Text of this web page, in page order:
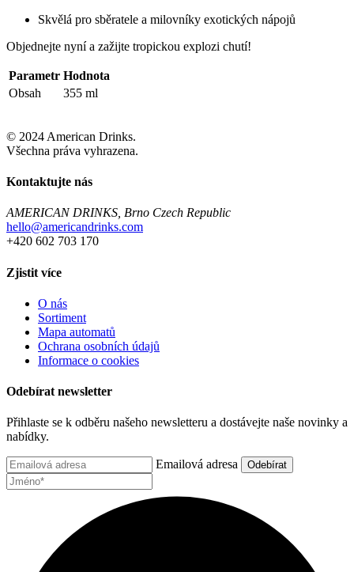
Skvělá pro sběratele a milovníky exotických nápojů
Objednejte nyní a zažijte tropickou explozi chutí!
Parametr Hodnota
Obsah
355 ml
© 2024 American Drinks.
Všechna práva vyhrazena.
Kontaktujte nás
AMERICAN DRINKS, Brno Czech Republic
hello@americandrinks.com
+420 602 703 170
Zjistit více
O nás
Sortiment
Mapa automatů
Ochrana osobních údajů
Informace o cookies
Odebírat newsletter
Přihlaste se k odběru našeho newsletteru a dostávejte naše novinky a
nabídky.
Emailová adresa